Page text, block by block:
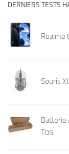
DERNIERS TESTS
Realme
Souris
Batterie
T05